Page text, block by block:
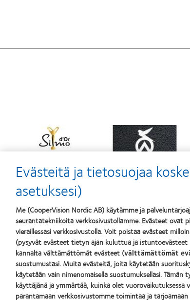
about
Silmo
–
parhaasta
tuotteesta,
MyDay®
(2013)
Learn
more
about
Contact
Product
(2013)
Tuotteemme
Etsi piilolinssisi
Piilolinssiteknologia
Evästeitä ja tietosuojaa
asetuksesi)
Me (CooperVision Nordic AB) käytämme ja
seurantatekniikoita verkkosivustollamme. Evästeet
vieraillessasi verkkosivustolla. Voit poistaa evästeet
(pysyvät evästeet tietyn ajan kuluttua ja istuntoevästeet
kannalta välttämättömät evästeet (välttämättömät
suostumustasi. Muita evästeitä, joita käytetään
käytetään vain nimenomaisella suostumuksellasi.
käyttäjänä ja ymmärtää, kuinka olet
parantamaan verkkosivustomme toimintaa ja